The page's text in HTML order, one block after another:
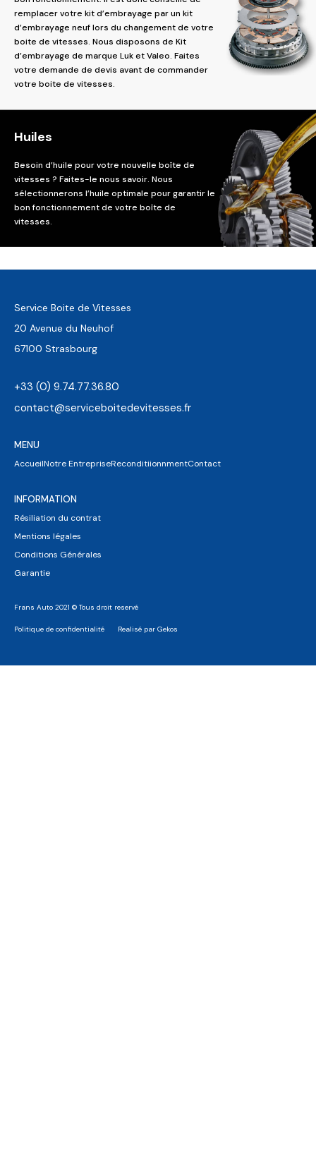
remplacer votre kit d’embrayage par un kit
d’embrayage neuf lors du changement de votre
boite de vitesses. Nous disposons de Kit
d’embrayage de marque Luk et Valeo. Faites
votre demande de devis avant de commander
votre boite de vitesses.
Huiles
Besoin d’huile pour votre nouvelle boîte de
vitesses ? Faites-le nous savoir. Nous
sélectionnerons l’huile optimale pour garantir le
bon fonctionnement de votre boîte de
vitesses.
Service Boite de Vitesses
20 Avenue du Neuhof
67100 Strasbourg
+33 (0) 9.74.77.36.80
contact@serviceboitedevitesses.fr
MENU
AccueilNotre EntrepriseReconditiionnmentContact
INFORMATION
Résiliation du contrat
Mentions légales
Conditions Générales
Garantie
Frans Auto 2021 © Tous droit reservé
Politique de confidentialité Realisé par Gekos